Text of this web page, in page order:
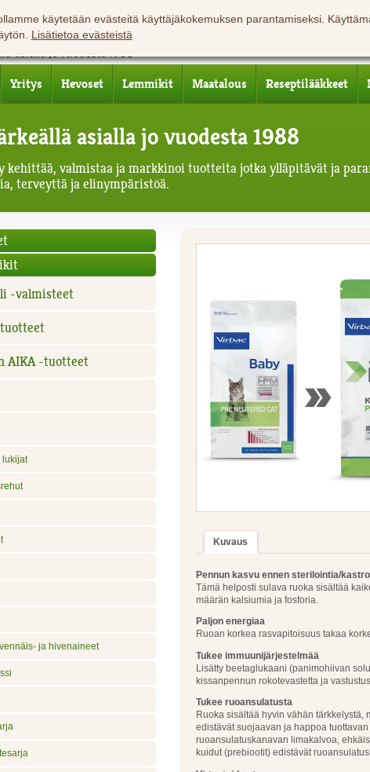
käytetään evästeitä käyttäjäkokemuksen parantamiseksi.
Lisätietoa evästeistä
Yritys Hevoset Lemmikit Maatalous Reseptilääkkeet
asialla jo vuodesta 1988
kehittää, valmistaa ja markkinoi tuotteita jotka ylläpitävät ja
terveyttä ja elinympäristöä.
-valmisteet
AIKA -tuotteet
lukijat
ja hivenaineet
Kuvaus
Pennun kasvu ennen sterilointia/
Tämä helposti sulava ruoka sisältää
määrän kalsiumia ja fosforia.
Paljon energiaa
Ruoan korkea rasvapitoisuus takaa
Tukee immuunijärjestelmää
Lisätty beetaglukaani (panimohiivan
kissanpennun rokotevastetta ja
Tukee ruoansulatusta
Ruoka sisältää hyvin vähän
edistävät suojaavan ja happoa
ruoansulatuskanavan limakalvoa,
kuidut (prebiootit) edistävät